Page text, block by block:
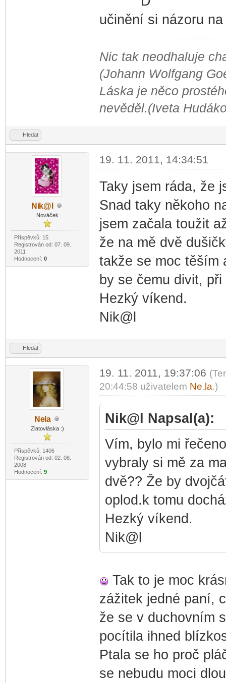
učinění si názoru
Nic tak neodhaluje
(Johann Wolfgang
Láska je něco
nevěděl.(Iveta
Hledat
Nik@l
Nováček
Příspěvků: 15
Registrován od: 07. 09.
2011
Hodnocení: 0
19. 11. 2011, 14:34:51
Taky jsem ráda, že
Snad taky někoho
jsem začala toužit
že na mě dvě
takže se moc těším
by se čemu divit,
Hezký víkend.
Nik@l
Hledat
Nela
Zlatovláska :)
Příspěvků: 1406
Registrován od: 02. 08.
2008
Hodnocení: 9
19. 11. 2011, 19:37:06
20:44:58 uživatelem Ne la.)
Nik@l Napsal(a):
Vím, bylo mi
vybraly si mě za
dvě?? Že by
oplod.k tomu
Hezký víkend.
Nik@l
Tak to je moc
zážitek jedné paní,
že se v duchovním
pocítila ihned
Ptala se ho proč
se nebudu moci